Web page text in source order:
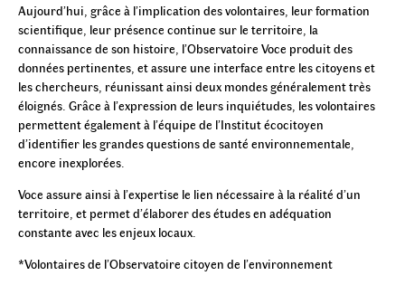
Aujourd’hui, grâce à l’implication des volontaires, leur formation
scientifique, leur présence continue sur le territoire, la
connaissance de son histoire, l’Observatoire Voce produit des
données pertinentes, et assure une interface entre les citoyens et
les chercheurs, réunissant ainsi deux mondes généralement très
éloignés. Grâce à l’expression de leurs inquiétudes, les volontaires
permettent également à l’équipe de l’Institut écocitoyen
d’identifier les grandes questions de santé environnementale,
encore inexplorées.
Voce assure ainsi à l’expertise le lien nécessaire à la réalité d’un
territoire, et permet d’élaborer des études en adéquation
constante avec les enjeux locaux.
*Volontaires de l’Observatoire citoyen de l’environnement